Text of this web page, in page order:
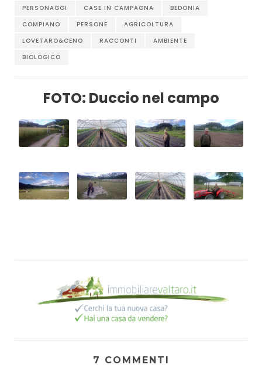
PERSONAGGI CASE IN CAMPAGNA
BEDONIA
COMPIANO
PERSONE
AGRICOLTURA
LOVETARO&CENO
RACCONTI
AMBIENTE
BIOLOGICO
FOTO: Duccio nel campo
7 COMMENTI